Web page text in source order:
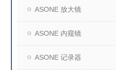
ASONE 放大镜
ASONE 内窥镜
ASONE 记录器